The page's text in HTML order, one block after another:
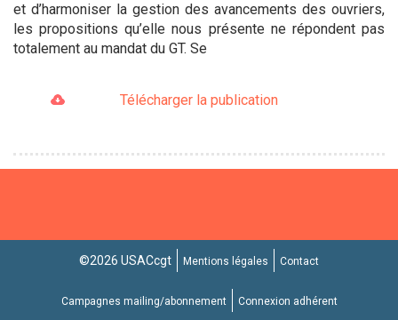
et d’harmoniser la gestion des avancements des ouvriers,
les propositions qu’elle nous présente ne répondent pas
totalement au mandat du GT. Se
Télécharger la publication
©2026 USACcgt Mentions légales Contact
Campagnes mailing/abonnement Connexion adhérent